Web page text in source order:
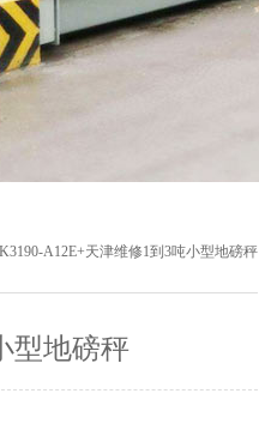
A12E+天津维修1到3吨小型地磅秤
型地磅秤